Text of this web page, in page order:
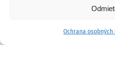
Ochrana osobných